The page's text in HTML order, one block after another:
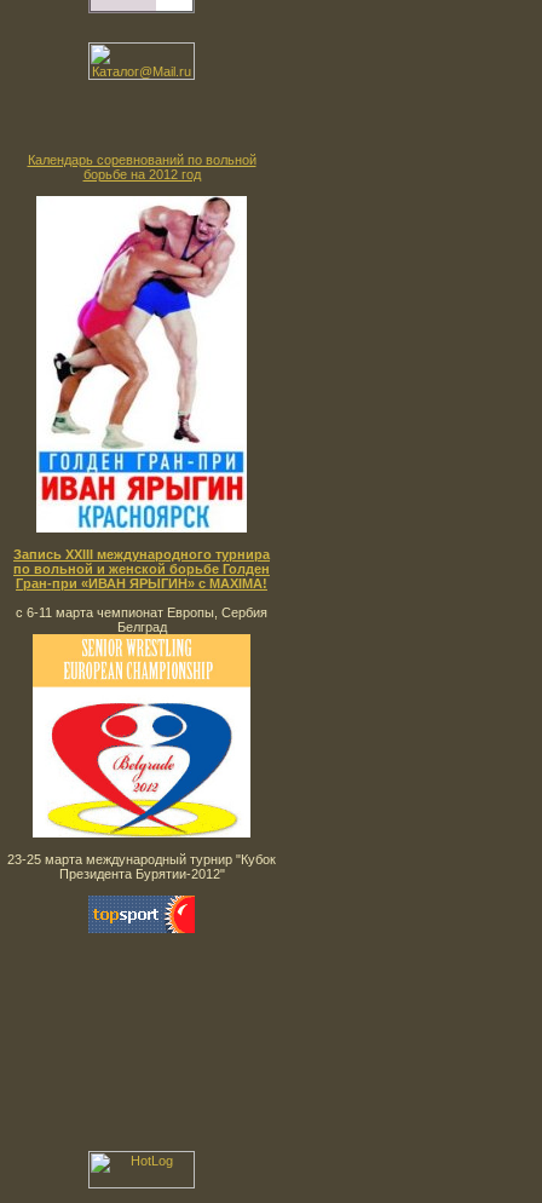
Календарь соревнований по вольной
борьбе на 2012 год
Запись XXIII международного турнира
по вольной и женской борьбе Голден
Гран-при «ИВАН ЯРЫГИН» с MAXIMA!
с 6-11 марта чемпионат Европы, Сербия
Белград
23-25 марта международный турнир "Кубок
Президента Бурятии-2012"